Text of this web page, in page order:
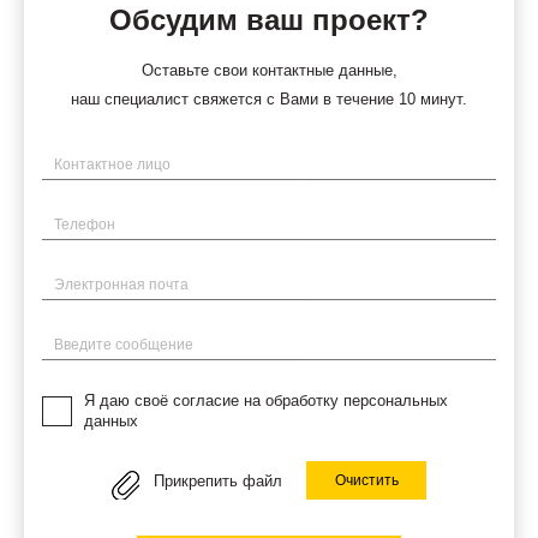
Обсудим ваш проект?
Оставьте свои контактные данные,
наш специалист свяжется с Вами в течение 10 минут.
Имя
Телефон
Электронная почта
Введите сообщение
Я даю своё согласие на обработку персональных
данных
Прикрепить файл Очистить